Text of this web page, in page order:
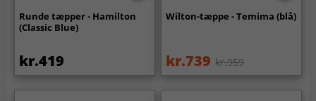
Runde tæpper - Hamilton
(Classic Blue)
kr.419
Wilton-tæppe - Temima (blå)
kr.739 kr.959